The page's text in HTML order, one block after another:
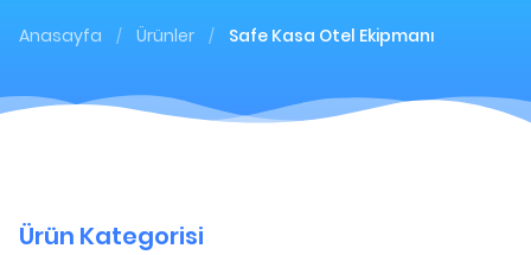
Anasayfa / Ürünler / Safe Kasa Otel Ekipmanı
Ürün Kategorisi